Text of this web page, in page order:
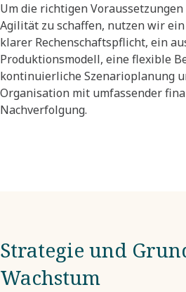
Um die richtigen
Agilität zu schaffen, nutzen wir
klarer Rechenschaftspflicht, ein
Produktionsmodell, eine flexible
kontinuierliche Szenarioplanung
Organisation mit umfassender
Nachverfolgung.
Strategie und
Wachstum